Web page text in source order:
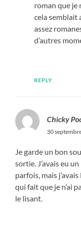
roman que je
cela semblait
assez
d’autres
REPLY
Chicky
30
Je garde un bon
sortie. J’avais eu
parfois, mais
qui fait que je n’ai
le lisant.